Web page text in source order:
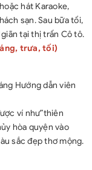
hát Karaoke,
sạn. Sau bữa tối,
tại thị trấn Cô tô.
trưa, tối)
Hướng dẫn viên
ví như”thiên
hòa quyện vào
sắc đẹp thơ mộng.